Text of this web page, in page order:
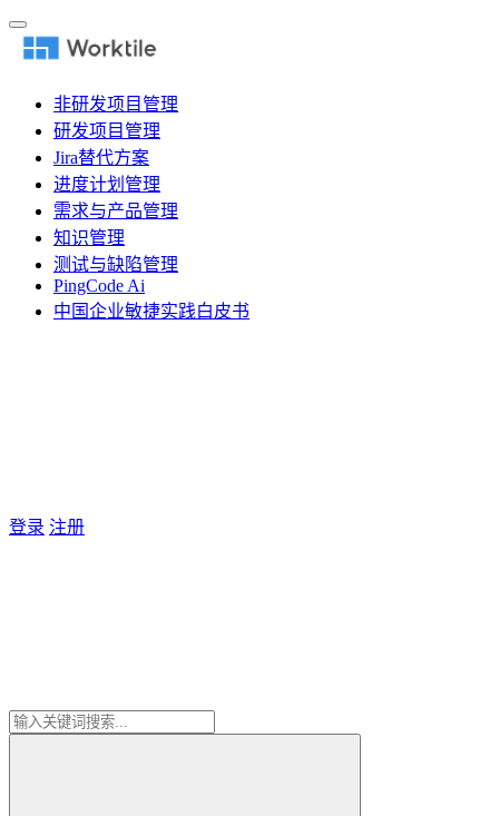
非研发项目管理
研发项目管理
Jira替代方案
进度计划管理
需求与产品管理
知识管理
测试与缺陷管理
PingCode Ai
中国企业敏捷实践白皮书
登录 注册